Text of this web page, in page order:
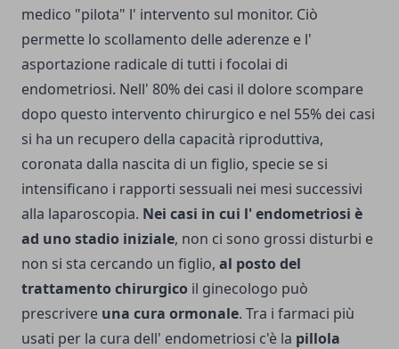
medico "pilota" l' intervento sul monitor. Ciò
permette lo scollamento delle aderenze e l'
asportazione radicale di tutti i focolai di
endometriosi. Nell' 80% dei casi il dolore scompare
dopo questo intervento chirurgico e nel 55% dei casi
si ha un recupero della capacità riproduttiva,
coronata dalla nascita di un figlio, specie se si
intensificano i rapporti sessuali nei mesi successivi
alla laparoscopia. Nei casi in cui l' endometriosi è
ad uno stadio iniziale, non ci sono grossi disturbi e
non si sta cercando un figlio, al posto del
trattamento chirurgico il ginecologo può
prescrivere una cura ormonale. Tra i farmaci più
usati per la cura dell' endometriosi c'è la pillola